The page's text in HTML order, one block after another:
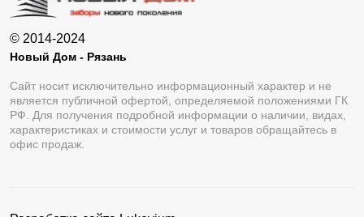
© 2014-2024
Новый Дом - Рязань
Сайт носит исключительно информационный характер и не
является публичной офертой, определяемой положениями ГК
РФ. Для получения подробной информации о наличии, видах,
характеристиках и стоимости услуг и товаров обращайтесь в
офис продаж.